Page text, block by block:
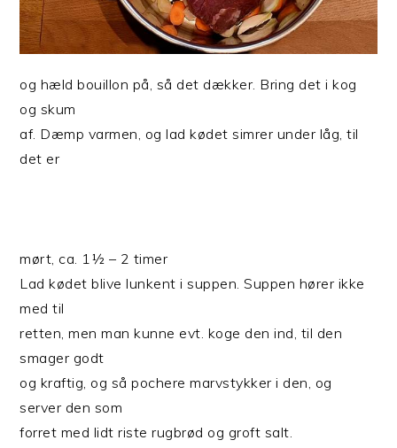
og hæld bouillon på, så det dækker. Bring det i kog
og skum
af. Dæmp varmen, og lad kødet simrer under låg, til
det er
mørt, ca. 1½ – 2 timer
Lad kødet blive lunkent i suppen. Suppen hører ikke
med til
retten, men man kunne evt. koge den ind, til den
smager godt
og kraftig, og så pochere marvstykker i den, og
server den som
forret med lidt riste rugbrød og groft salt.